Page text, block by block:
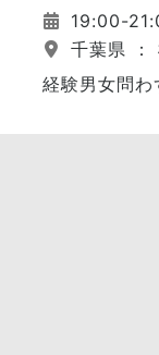
19:00-
千葉県 ：
経験男女問わ